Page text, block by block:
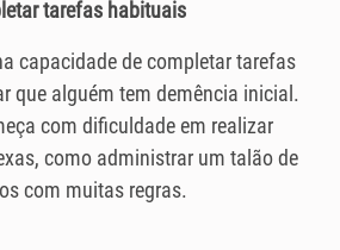
tarefas habituais
capacidade de completar tarefas
que alguém tem demência inicial.
com dificuldade em realizar
como administrar um talão de
com muitas regras.